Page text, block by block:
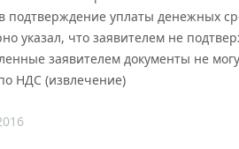
подтверждение уплаты денежных
указал, что заявителем не
заявителем документы не
НДС (извлечение)